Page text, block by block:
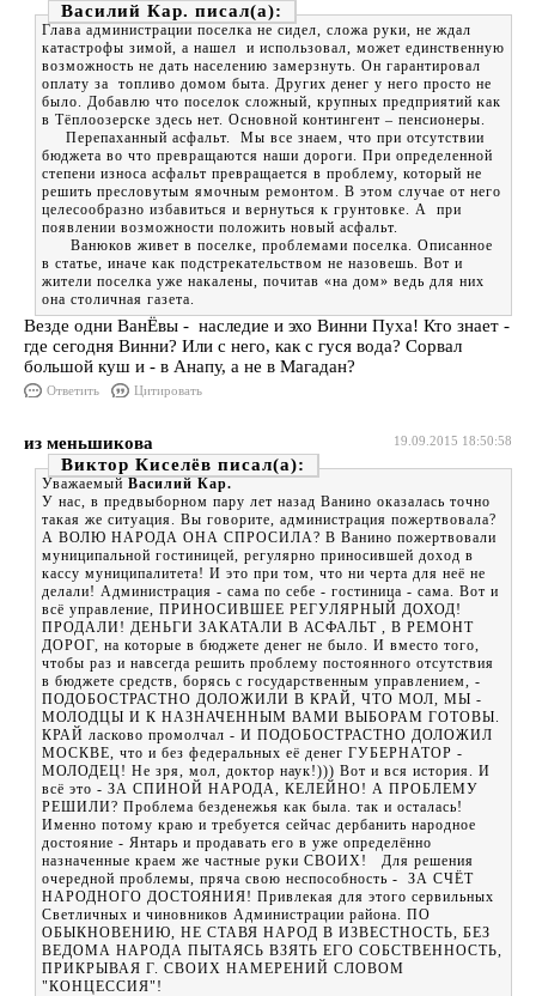
Василий Кар.
Глава администрации поселка не сидел, сложа руки, не ждал
катастрофы зимой, а нашел и использовал, может единственную
возможность не дать населению замерзнуть. Он гарантировал
оплату за топливо домом быта. Других денег у него просто не
было. Добавлю что поселок сложный, крупных предприятий как
в Тёплоозерске здесь нет. Основной контингент – пенсионеры.
Перепаханный асфальт. Мы все знаем, что при отсутствии
бюджета во что превращаются наши дороги. При определенной
степени износа асфальт превращается в проблему, который не
решить пресловутым ямочным ремонтом. В этом случае от него
целесообразно избавиться и вернуться к грунтовке. А при
появлении возможности положить новый асфальт.
Ванюков живет в поселке, проблемами поселка. Описанное
в статье, иначе как подстрекательством не назовешь. Вот и
жители поселка уже накалены, почитав «на дом» ведь для них
она столичная газета.
Везде одни ВанЁвы - наследие и эхо Винни Пуха! Кто знает -
где сегодня Винни? Или с него, как с гуся вода? Сорвал
большой куш и - в Анапу, а не в Магадан?
Ответить Цитировать
19.09.2015 18:50:58
из меньшикова
Виктор Киселёв
Уважаемый Василий Кар.
У нас, в предвыборном пару лет назад Ванино оказалась точно
такая же ситуация. Вы говорите, администрация пожертвовала?
А ВОЛЮ НАРОДА ОНА СПРОСИЛА? В Ванино пожертвовали
муниципальной гостиницей, регулярно приносившей доход в
кассу муниципалитета! И это при том, что ни черта для неё не
делали! Администрация - сама по себе - гостиница - сама. Вот и
всё управление, ПРИНОСИВШЕЕ РЕГУЛЯРНЫЙ ДОХОД!
ПРОДАЛИ! ДЕНЬГИ ЗАКАТАЛИ В АСФАЛЬТ , В РЕМОНТ
ДОРОГ, на которые в бюджете денег не было. И вместо того,
чтобы раз и навсегда решить проблему постоянного отсутствия
в бюджете средств, борясь с государственным управлением, -
ПОДОБОСТРАСТНО ДОЛОЖИЛИ В КРАЙ, ЧТО МОЛ, МЫ -
МОЛОДЦЫ И К НАЗНАЧЕННЫМ ВАМИ ВЫБОРАМ ГОТОВЫ.
КРАЙ ласково промолчал - И ПОДОБОСТРАСТНО ДОЛОЖИЛ
МОСКВЕ, что и без федеральных её денег ГУБЕРНАТОР -
МОЛОДЕЦ! Не зря, мол, доктор наук!))) Вот и вся история. И
всё это - ЗА СПИНОЙ НАРОДА, КЕЛЕЙНО! А ПРОБЛЕМУ
РЕШИЛИ? Проблема безденежья как была. так и осталась!
Именно потому краю и требуется сейчас дербанить народное
достояние - Янтарь и продавать его в уже определённо
назначенные краем же частные руки СВОИХ! Для решения
очередной проблемы, пряча свою неспособность - ЗА СЧЁТ
НАРОДНОГО ДОСТОЯНИЯ! Привлекая для этого сервильных
Светличных и чиновников Администрации района. ПО
ОБЫКНОВЕНИЮ, НЕ СТАВЯ НАРОД В ИЗВЕСТНОСТЬ, БЕЗ
ВЕДОМА НАРОДА ПЫТАЯСЬ ВЗЯТЬ ЕГО СОБСТВЕННОСТЬ,
ПРИКРЫВАЯ Г. СВОИХ НАМЕРЕНИЙ СЛОВОМ
"КОНЦЕССИЯ"!